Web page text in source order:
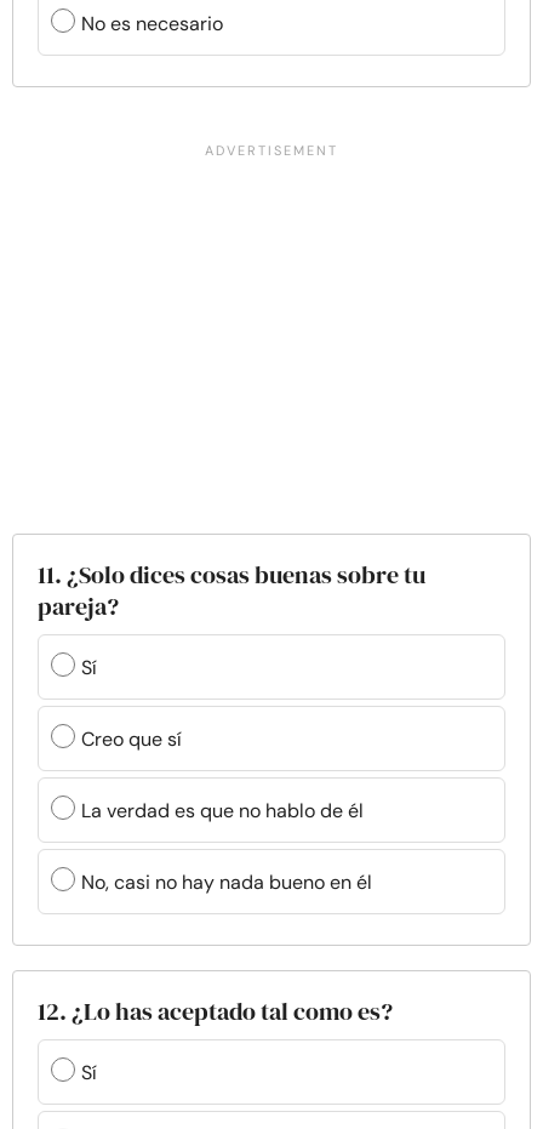
No es necesario
11. ¿Solo dices cosas buenas sobre tu
pareja?
Sí
Creo que sí
La verdad es que no hablo de él
No, casi no hay nada bueno en él
12. ¿Lo has aceptado tal como es?
Sí